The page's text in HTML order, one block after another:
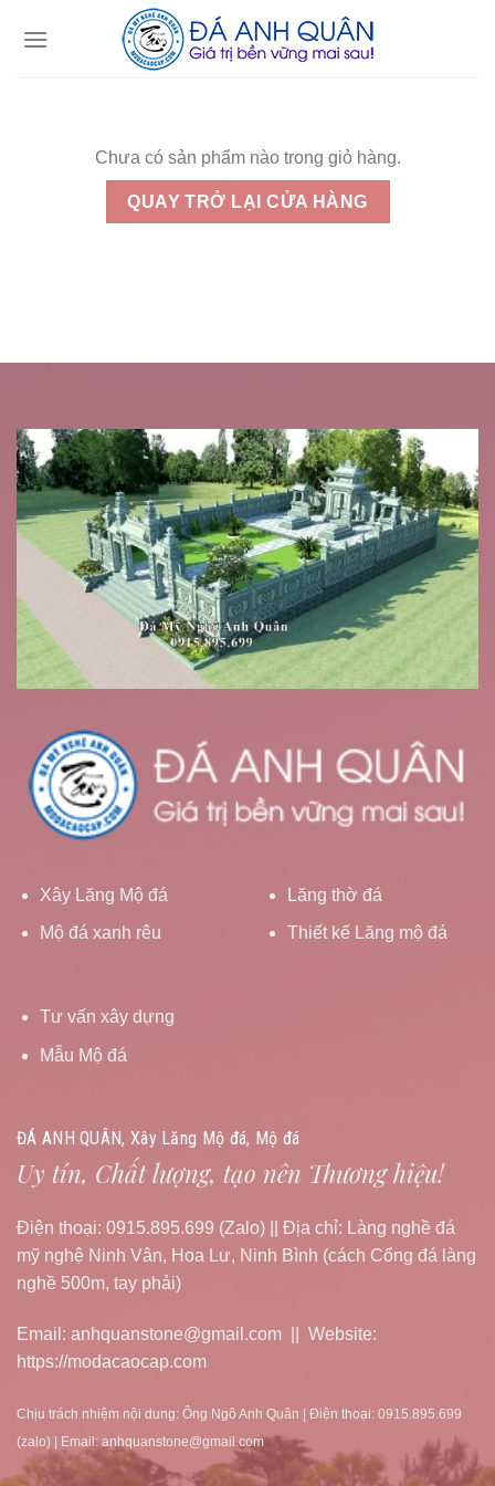
Chưa có sản phẩm nào trong giỏ hàng.
QUAY TRỞ LẠI CỬA HÀNG
Xây Lăng Mộ đá
Mộ đá xanh rêu
Lăng thờ đá
Thiết kế Lăng mộ đá
Tư vấn xây dựng
Mẫu Mộ đá
ĐÁ ANH QUÂN, Xây Lăng Mộ đá, Mộ đá
Uy tín, Chất lượng, tạo nên Thương hiệu!
Điện thoại: 0915.895.699 (Zalo) || Địa chỉ: Làng nghề đá
mỹ nghệ Ninh Vân, Hoa Lư, Ninh Bình (cách Cổng đá làng
nghề 500m, tay phải)
Email: anhquanstone@gmail.com || Website:
https://modacaocap.com
Chịu trách nhiệm nội dung: Ông Ngô Anh Quân | Điện thoại: 0915.895.699
(zalo) | Email: anhquanstone@gmail.com